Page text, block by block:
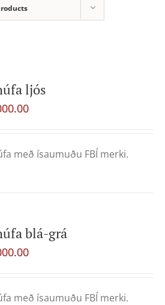
ljós
með ísaumuðu FBÍ merki.
blá-grá
með ísaumuðu FBÍ merki.